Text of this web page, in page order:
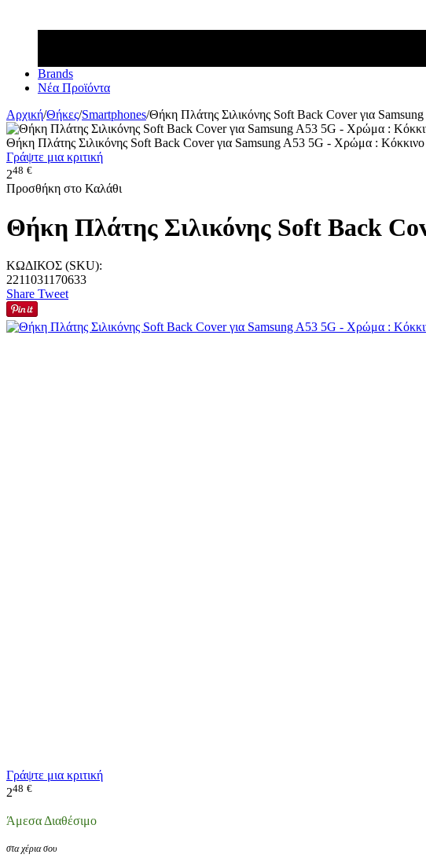
Brands
Νέα Προϊόντα
Αρχική/Θήκες/Smartphones/Θήκη Πλάτης Σιλικόνης Soft Back Cover για
Θήκη Πλάτης Σιλικόνης Soft Back Cover για Samsung A53 5G - Χρώμα : Κόκκινο
Γράψτε μια κριτική
248 €
Προσθήκη στο Καλάθι
Θήκη Πλάτης Σιλικόνης Soft Back
ΚΩΔΙΚΟΣ (SKU):
2211031170633
Share Tweet
Γράψτε μια κριτική
248 €
Άμεσα Διαθέσιμο
στα χέρια σου